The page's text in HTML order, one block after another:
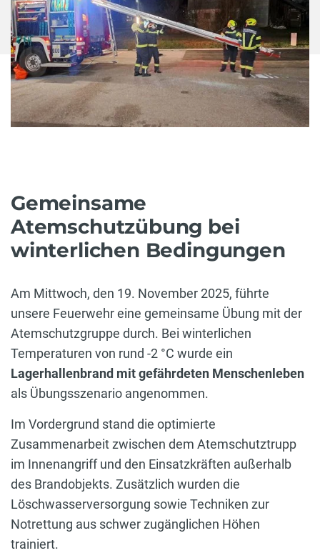
Gemeinsame
Atemschutzübung bei
winterlichen Bedingungen
Am Mittwoch, den 19. November 2025, führte
unsere Feuerwehr eine gemeinsame Übung mit der
Atemschutzgruppe durch. Bei winterlichen
Temperaturen von rund -2 °C wurde ein
Lagerhallenbrand mit gefährdeten Menschenleben
als Übungsszenario angenommen.
Im Vordergrund stand die optimierte
Zusammenarbeit zwischen dem Atemschutztrupp
im Innenangriff und den Einsatzkräften außerhalb
des Brandobjekts. Zusätzlich wurden die
Löschwasserversorgung sowie Techniken zur
Notrettung aus schwer zugänglichen Höhen
trainiert.